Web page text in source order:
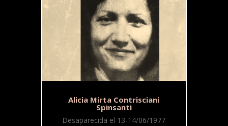
Alicia Mirta Contrisciani
Spinsanti
Desaparecida el 13-14/06/1977